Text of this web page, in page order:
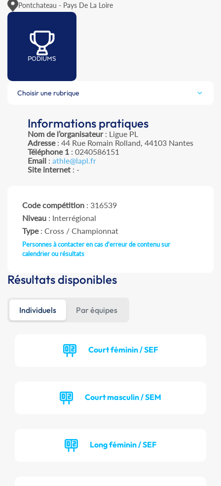
Pontchateau - Pays De La Loire
PODIUMS
Choisir une rubrique
Informations pratiques
Nom de l’organisateur: Ligue PL
Adresse: 44 Rue Romain Rolland, 44103 Nantes
Téléphone 1 : 0240586151
Email : athle@lapl.fr
Site internet : -
Code compétition : 316539
Niveau : Interrégional
Type: Cross / Championnat
Personnes à contacter en cas d'erreur de contenu sur
calendrier ou résultats
Résultats disponibles
Individuels Par équipes
Court féminin / SEF
Court masculin / SEM
Long féminin / SEF